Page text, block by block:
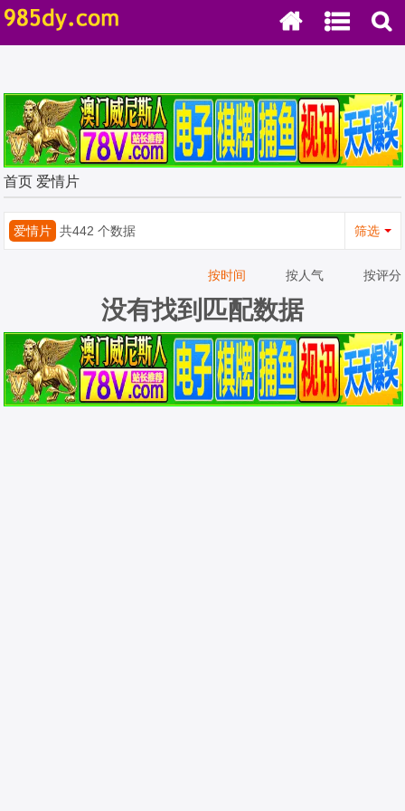
首页 爱情片
爱情片 共442 个数据 筛选
按时间 按人气 按评分
没有找到匹配数据